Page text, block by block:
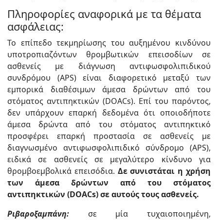
Πληροφορίες αναφορικά με τα θέματα
ασφάλειας:
Το επίπεδο τεκμηρίωσης του αυξημένου κινδύνου
υποτροπιαζόντων θρομβωτικών επεισοδίων σε
ασθενείς με διάγνωση αντιφωσφολιπιδικού
συνδρόμου (APS) είναι διαφορετικό μεταξύ των
εμπορικά διαθέσιμων άμεσα δρώντων από του
στόματος αντιπηκτικών (DOACs). Επί του παρόντος,
δεν υπάρχουν επαρκή δεδομένα ότι οποιοδήποτε
άμεσα δρώντα από του στόματος αντιπηκτικό
προσφέρει επαρκή προστασία σε ασθενείς με
διαγνωσμένο αντιφωσφολιπιδικό σύνδρομο (APS),
ειδικά σε ασθενείς σε μεγαλύτερο κίνδυνο για
θρομβοεμβολικά επεισόδια. Δε συνιστάται η χρήση
των άμεσα δρώντων από του στόματος
αντιπηκτικών (DOACs) σε αυτούς τους ασθενείς.
Ριβαροξαμπάνη:
σε μία τυχαιοποιημένη,